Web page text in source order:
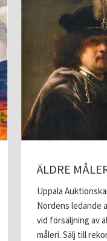
ÄLDRE
Uppala
Nordens ledande
vid försäljning av
måleri. Sälj till